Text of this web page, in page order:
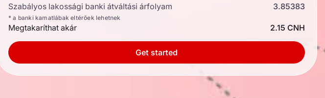
Szabályos lakossági banki átváltási árfolyam
3.85383
* a banki kamatlábak eltérőek lehetnek
Megtakaríthat akár 2.15 CNH
Get started